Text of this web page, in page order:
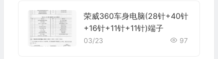
荣威360车身电脑(28针+40针
+16针+11针+11针)端子
03/23 97